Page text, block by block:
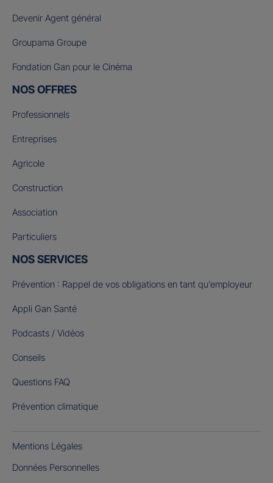
Devenir Agent général
Groupama Groupe
Fondation Gan pour le Cinéma
NOS OFFRES
Professionnels
Entreprises
Agricole
Construction
Association
Particuliers
NOS SERVICES
Prévention : Rappel de vos obligations en tant qu’employeur
Appli Gan Santé
Podcasts / Vidéos
Conseils
Questions FAQ
Prévention climatique
Mentions Légales
Données Personnelles